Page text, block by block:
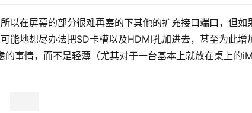
以在屏幕的部分很难再塞的下其他的扩充接口端口，但如
能地想尽办法把SD卡槽以及HDMI孔加进去，甚至为此增
事情，而不是轻薄（尤其对于一台基本上就放在桌上的